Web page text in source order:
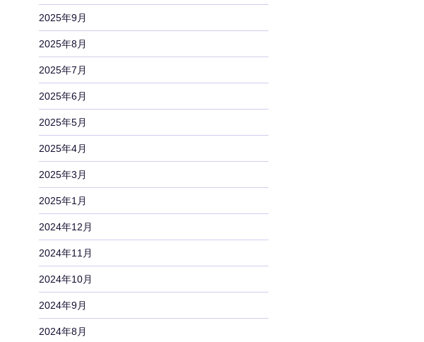
2025年9月
2025年8月
2025年7月
2025年6月
2025年5月
2025年4月
2025年3月
2025年1月
2024年12月
2024年11月
2024年10月
2024年9月
2024年8月